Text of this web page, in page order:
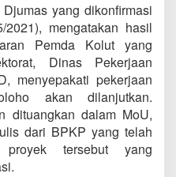
yang dikonfirmasi
2021), mengatakan hasil
Pemda Kolut yang
Dinas Pekerjaan
menyepakati pekerjaan
akan dilanjutkan.
dituangkan dalam MoU,
dari BPKP yang telah
tersebut yang